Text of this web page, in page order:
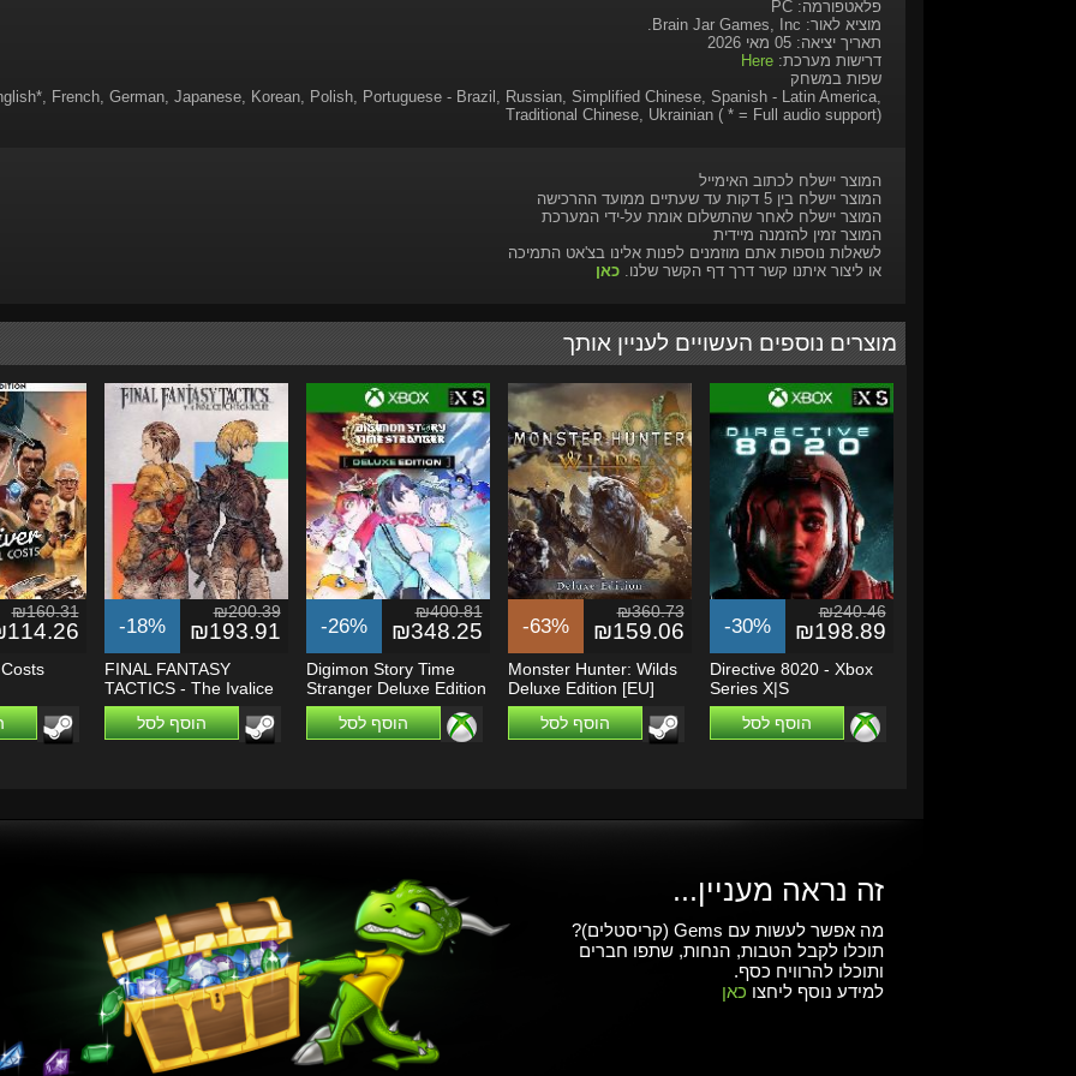
פלאטפורמה: PC
מוציא לאור: Brain Jar Games, Inc.
תאריך יציאה: 05 מאי 2026
דרישות מערכת:Here
שפות במשחק
French, German, Japanese, Korean, Polish, Portuguese - Brazil, Russian, Simplified Chinese, Spanish - Latin America,
Traditional Chinese, Ukrainian ( * = Full audio support)
המוצר יישלח לכתוב האימייל
המוצר יישלח בין 5 דקות עד שעתיים ממועד ההרכישה
המוצר יישלח לאחר שהתשלום אומת על-ידי המערכת
המוצר זמין להזמנה מיידית
לשאלות נוספות אתם מוזמנים לפנות אלינו בצ'אט התמיכה
או ליצור איתנו קשר דרך דף הקשר שלנו.כאן
מוצרים נוספים העשויים לעניין אותך
₪160.31
-18%
₪200.39
₪193.91
FINAL FANTASY
TACTICS - The Ivalice
Chronicles
הוסף לסל
-26%
₪400.81
₪348.25
Digimon Story Time
Stranger Deluxe Edition
- Xbox...
הוסף לסל
-63%
₪360.73
₪159.06
Monster Hunter: Wilds
Deluxe Edition [EU]
הוסף לסל
-30%
₪240.46
₪198.89
Directive 8020 - Xbox
Series X|S
הוסף לסל
זה נראה מעניין...
מה אפשר לעשות עם Gems (קריסטלים)?
תוכלו לקבל הטבות, הנחות, שתפו חברים
ותוכלו להרוויח כסף.
למידע נוסף ליחצו כאן